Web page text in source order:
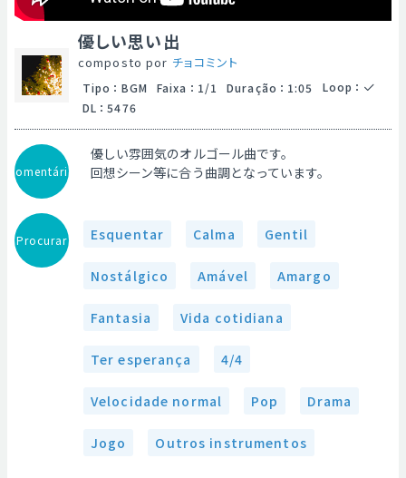
優しい思い出
composto por チョコミント
Tipo ： BGM Faixa ： 1/1 Duração ： 1:05 Loop ：
DL ： 5476
Comentário
優しい雰囲気のオルゴール曲です。
回想シーン等に合う曲調となっています。
Procurar Esquentar Calma Gentil
Nostálgico Amável Amargo
Fantasia Vida cotidiana
Ter esperança 4/4
Velocidade normal Pop Drama
Jogo Outros instrumentos